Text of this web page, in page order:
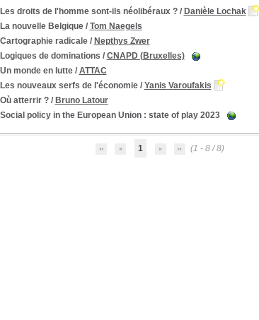
Les droits de l'homme sont-ils néolibéraux ?/ Danièle Lochak
La nouvelle Belgique/ Tom Naegels
Cartographie radicale/ Nepthys Zwer
Logiques de dominations / CNAPD (Bruxelles)
Un monde en lutte/ ATTAC
Les nouveaux serfs de l'économie/ Yanis Varoufakis
Où atterrir ?/ Bruno Latour
Social policy in the European Union : state of play 2023
1 (1 - 8 / 8)